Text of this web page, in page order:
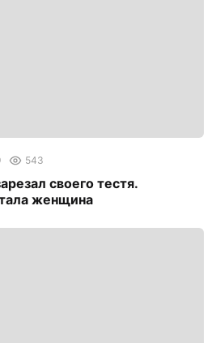
543
своего тестя.
женщина